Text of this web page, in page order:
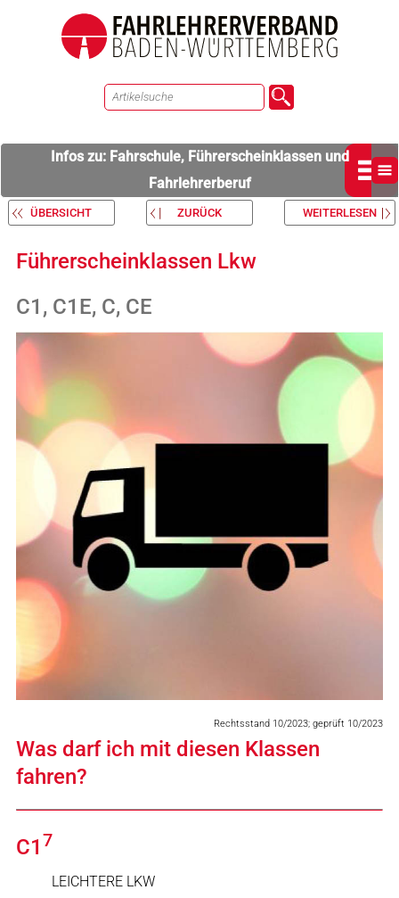
Infos zu: Fahrschule, Führerscheinklassen und
Fahrlehrerberuf
ÜBERSICHT ZURÜCK WEITERLESEN
Führerscheinklassen Lkw
C1, C1E, C, CE
Rechtsstand 10/2023; geprüft 10/2023
Was darf ich mit diesen Klassen
fahren?
C1 7
LEICHTERE LKW